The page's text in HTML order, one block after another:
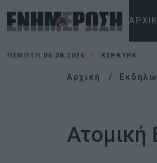
ΠΈΜΠΤΗ 06.08.2026 ΚΕΡΚΥΡΑ
Αρχική
Ατομική